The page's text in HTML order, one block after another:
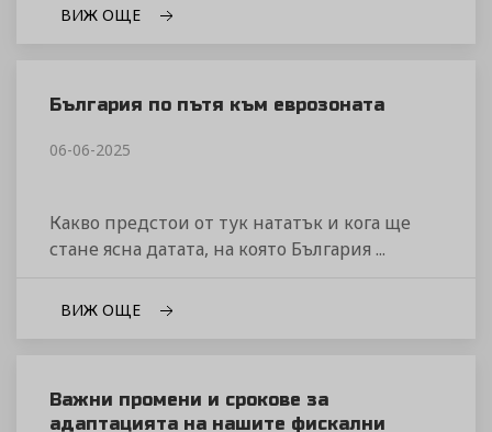
ВИЖ ОЩЕ
България по пътя към еврозоната
06-06-2025
Какво предстои от тук нататък и кога ще
стане ясна датата, на която България ...
ВИЖ ОЩЕ
Важни промени и срокове за
адаптацията на нашите фискални